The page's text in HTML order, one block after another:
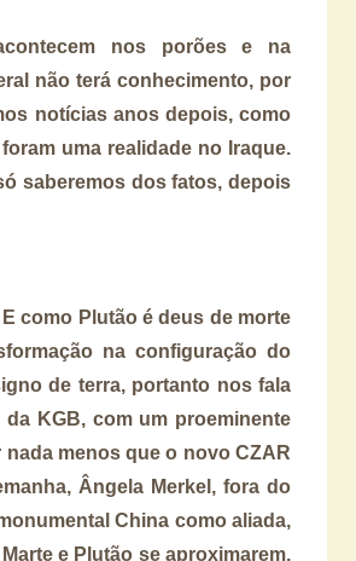
nos porões e na
não terá conhecimento, por
notícias anos depois, como
uma realidade no Iraque.
saberemos dos fatos, depois
como Plutão é deus de morte
na configuração do
de terra, portanto nos fala
KGB, com um proeminente
nada menos que o novo CZAR
Ângela Merkel, fora do
China como aliada,
e Plutão se aproximarem,